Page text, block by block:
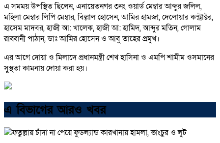
এ সমময় উপস্থিত ছিলেন, এনায়েতনগর ৩নং ওয়ার্ড মেম্বার আব্দুর জলিল,
মহিলা মেম্বার লিপি মেম্বার, বিল্লাল হোসেন, আমির হামজা, দেলোয়ার কন্ট্রাক্টর,
হাসেম মাদবর, হাজী আ: খালেক, হাজী আ: হামিদ, আব্দুর মতিন, গোলাম
রাব্বানী পাঠান, ডাঃ আমির হোসেন ও আবু তাহের প্রমুখ।
এর আগে দোয়া ও মিলাদে প্রধানমন্ত্রী শেখ হাসিনা ও এমপি শামীম ওসমানের
সুস্থতা কামনায় দোয়া করা হয়।
এ বিভাগের আরও খবর